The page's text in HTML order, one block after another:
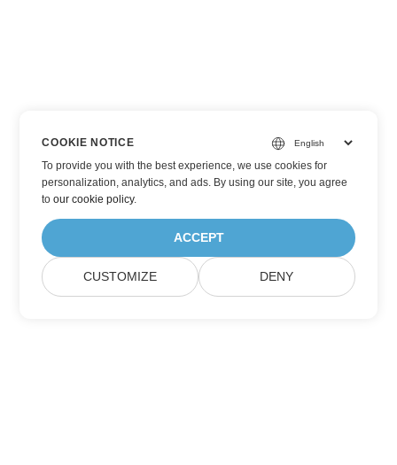
COOKIE NOTICE
To provide you with the best experience, we use cookies for
personalization, analytics, and ads. By using our site, you agree
toour cookie policy.
ACCEPT
CUSTOMIZE DENY